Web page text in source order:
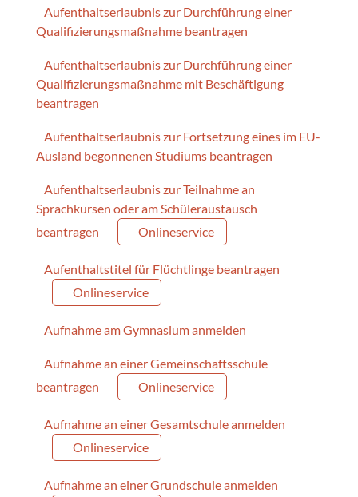
Aufenthaltserlaubnis zur Durchführung einer
Qualifizierungsmaßnahme beantragen
Aufenthaltserlaubnis zur Durchführung einer
Qualifizierungsmaßnahme mit Beschäftigung
beantragen
Aufenthaltserlaubnis zur Fortsetzung eines im EU-
Ausland begonnenen Studiums beantragen
Aufenthaltserlaubnis zur Teilnahme an
Sprachkursen oder am Schüleraustausch
beantragen
Onlineservice
Aufenthaltstitel für Flüchtlinge beantragen
Onlineservice
Aufnahme am Gymnasium anmelden
Aufnahme an einer Gemeinschaftsschule
beantragen
Onlineservice
Aufnahme an einer Gesamtschule anmelden
Onlineservice
Aufnahme an einer Grundschule anmelden